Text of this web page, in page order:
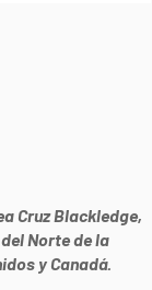
Cruz Blackledge,
Norte de la
y Canadá.